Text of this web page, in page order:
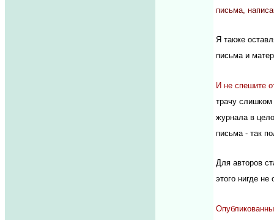
письма,
Я также
письма и
И не спешите
трачу
журнала в
письма - так
Для авторов
этого нигде не